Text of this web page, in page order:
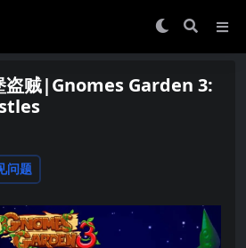
盗贼|Gnomes Garden 3:
问题